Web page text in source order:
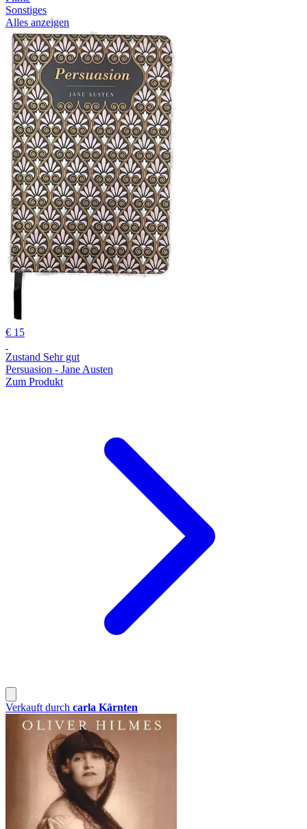
Sonstiges
Alles anzeigen
€ 15
Zustand Sehr gut
Persuasion - Jane Austen
Zum Produkt
Verkauft durch carla Kärnten